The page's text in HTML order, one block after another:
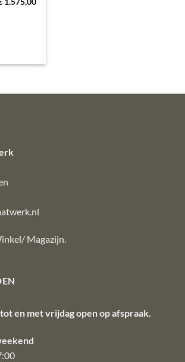
Magazijn.
en met vrijdag open op afspraak.